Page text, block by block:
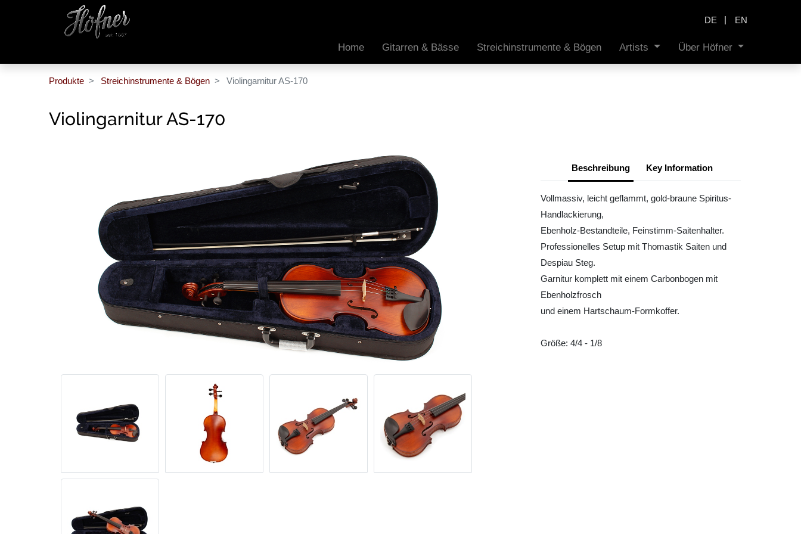
DE | EN
Home Gitarren & Bässe Streichinstrumente & Bögen Artists Über Höfner
Produkte Streichinstrumente & Bögen Violingarnitur AS-170
Violingarnitur AS-170
Beschreibung Key Information
Vollmassiv, leicht geflammt, gold-braune Spiritus-
Handlackierung,
Ebenholz-Bestandteile, Feinstimm-Saitenhalter.
Professionelles Setup mit Thomastik Saiten und
Despiau Steg.
Garnitur komplett mit einem Carbonbogen mit
Ebenholzfrosch
und einem Hartschaum-Formkoffer.
Größe: 4/4 - 1/8